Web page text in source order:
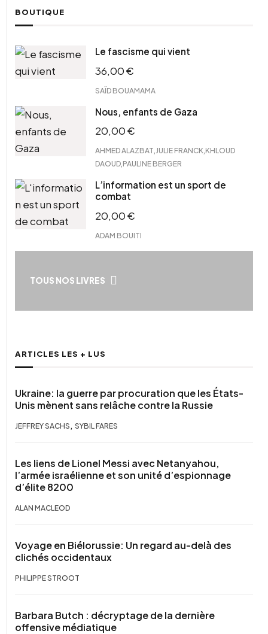
BOUTIQUE
Le fascisme qui vient
36,00€
SAÏD BOUAMAMA
Nous, enfants de Gaza
20,00€
AHMED ALAZBAT JULIE FRANCK KHLOUD
DAOUD PAULINE BERGER
L’information est un sport de
combat
20,00€
ADAM BOUITI
TOUS NOS LIVRES
ARTICLES LES + LUS
Ukraine: la guerre par procuration que les États-
Unis mènent sans relâche contre la Russie
JEFFREY SACHS , SYBIL FARES
Les liens de Lionel Messi avec Netanyahou,
l’armée israélienne et son unité d’espionnage
d’élite 8200
ALAN MACLEOD
Voyage en Biélorussie: Un regard au-delà des
clichés occidentaux
PHILIPPE STROOT
Barbara Butch : décryptage de la dernière
offensive médiatique